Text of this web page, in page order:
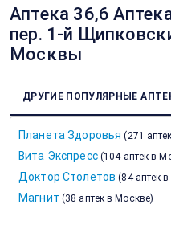
Аптека 36,6
пер. 1-й
Москвы
ДРУГИЕ ПОПУЛЯРНЫЕ
Планета Здоровья (271
Вита Экспресс (104 аптек в
Доктор Столетов (84 аптек
Магнит (38 аптек в Москве)